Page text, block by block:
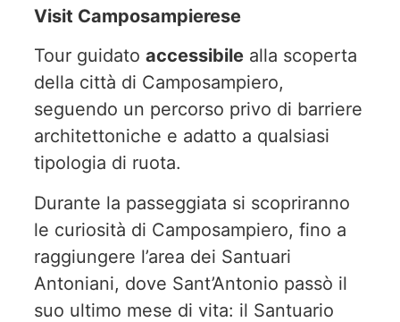
Visit Camposampierese
Tour guidato accessibile alla scoperta
della città di Camposampiero,
seguendo un percorso privo di barriere
architettoniche e adatto a qualsiasi
tipologia di ruota.
Durante la passeggiata si scopriranno
le curiosità di Camposampiero, fino a
raggiungere l’area dei Santuari
Antoniani, dove Sant’Antonio passò il
suo ultimo mese di vita: il Santuario